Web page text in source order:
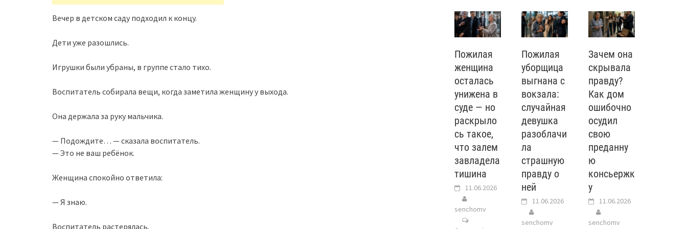
Вечер в детском саду подходил к концу.
Дети уже разошлись.
Игрушки были убраны, в группе стало тихо.
Воспитатель собирала вещи, когда заметила женщину у выхода.
Она держала за руку мальчика.
— Подождите… — сказала воспитатель.
— Это не ваш ребёнок.
Женщина спокойно ответила:
— Я знаю.
Воспитатель растерялась.
Пожилая
женщина
осталась
унижена в
суде — но
раскрыло
сь такое,
что залем
завладела
тишина
11.06.2026
senchomv
Пожилая
уборщица
выгнана с
вокзала:
случайная
девушка
разоблачи
ла
страшную
правду о
ней
11.06.2026
senchomv
Зачем она
скрывала
правду?
Как дом
ошибочно
осудил
свою
преданну
ю
консьержк
у
11.06.2026
senchomv